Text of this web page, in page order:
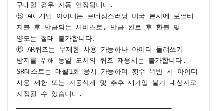
구매할 경우 자동 연장됩니다.
⑤ AR 개인 아이디는 르네상스러닝 미국 본사에 로열티
지불 후 발급되는 서비스로, 발급 완료 후 환불 및
양도는 절대 불가합니다.
⑥ AR퀴즈는 무제한 사용 가능하나 아이디 돌려쓰기
방지를 위해 동일 도서의 퀴즈 재응시는 불가합니다.
SR테스트는 매월1회 응시 가능하며 횟수 위반 시 아이디
사용 제한 또는 자동삭제 및 추후 재가입 불가 대상자로
지정될 수 있습니다.